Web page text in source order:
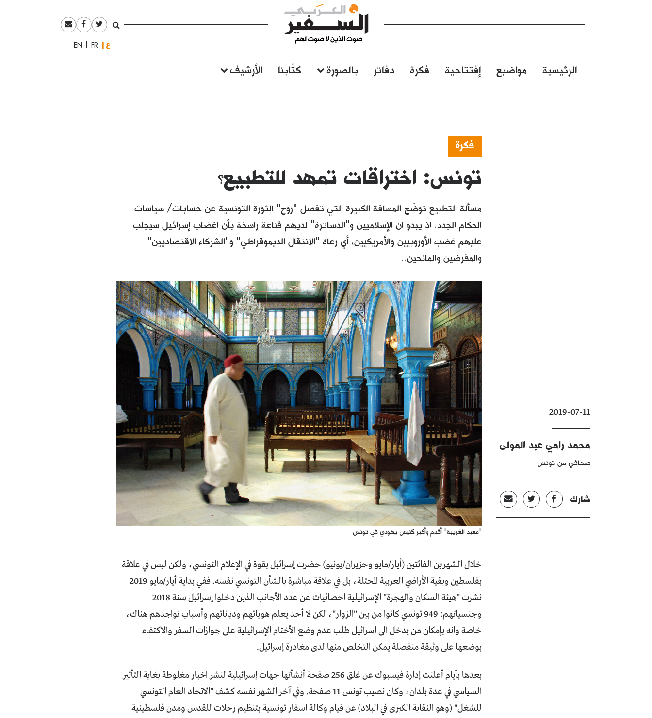
العربيةFrançais
English
الرئيسية مواضيع إفتتاحية فكرة دفاتر بالصورة كتّابنا الأرشيف
فكرة
تونس: اختراقات تمهد للتطبيع؟
مسألة التطبيع توضّح المسافة الكبيرة التي تفصل "روح" الثورة التونسية عن حسابات/ سياسات
الحكام الجدد. اذ يبدو ان الإسلاميين و"الدساترة" لديهم قناعة راسخة بأن اغضاب إسرائيل سيجلب
عليهم غضب الأوروبيين والأمريكيين، أي رعاة "الانتقال الديموقراطي" و"الشركاء الاقتصاديين"
والمقرضين والمانحين..
2019-07-11
محمد رامي عبد المولى
صحافي من تونس
شارك
"معبد الغريبة" أقدم وأكبر كنيس يهودي في تونس
خلال الشهرين الفائتين (أيار/مايو وحزيران/يونيو) حضرت إسرائيل بقوة في الإعلام التونسي، ولكن ليس في علاقة
بفلسطين وبقية الأراضي العربية المحتلة، بل في علاقة مباشرة بالشأن التونسي نفسه. ففي بداية أيار/مايو 2019
نشرت "هيئة السكان والهجرة" الإسرائيلية احصائيات عن عدد الأجانب الذين دخلوا إسرائيل سنة 2018
وجنسياتهم: 949 تونسي كانوا من بين "الزوار"، لكن لا أحد يعلم هوياتهم ودياناتهم وأسباب تواجدهم هناك،
خاصة وانه بإمكان من يدخل الى اسرائيل طلب عدم وضع الأختام الإسرائيلية على جوازات السفر والاكتفاء
بوضعها على وثيقة منفصلة يمكن التخلص منها لدى مغادرة إسرائيل.
بعدها بأيام أعلنت إدارة فيسبوك عن غلق 256 صفحة أنشأتها جهات إسرائيلية لنشر اخبار مغلوطة بغاية التأثير
السياسي في عدة بلدان، وكان نصيب تونس 11 صفحة. وفي آخر الشهر نفسه كشف "الاتحاد العام التونسي
للشغل" (وهو النقابة الكبرى في البلاد) عن قيام وكالة اسفار تونسية بتنظيم رحلات للقدس ومدن فلسطينية